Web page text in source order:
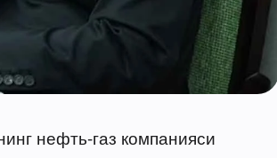
нефть-газ компанияси